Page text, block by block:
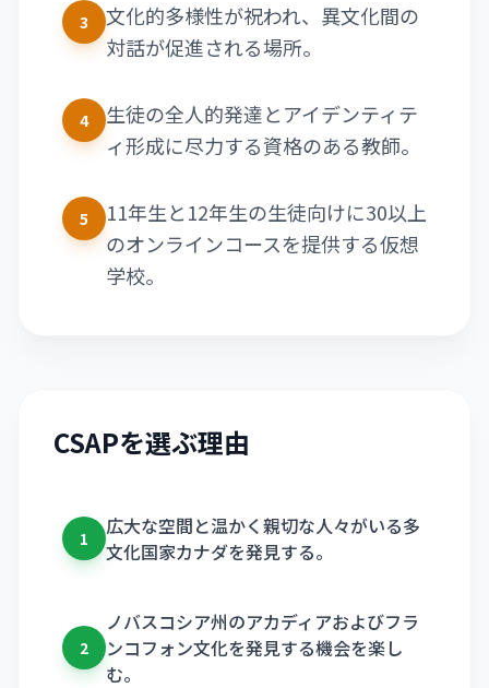
3
文化的多様性が祝われ、異文化間の
対話が促進される場所。
4
生徒の全人的発達とアイデンティテ
ィ形成に尽力する資格のある教師。
5
11年生と12年生の生徒向けに30以上
のオンラインコースを提供する仮想
学校。
CSAPを選ぶ理由
1
広大な空間と温かく親切な人々がいる多
文化国家カナダを発見する。
2
ノバスコシア州のアカディアおよびフラ
ンコフォン文化を発見する機会を楽し
む。